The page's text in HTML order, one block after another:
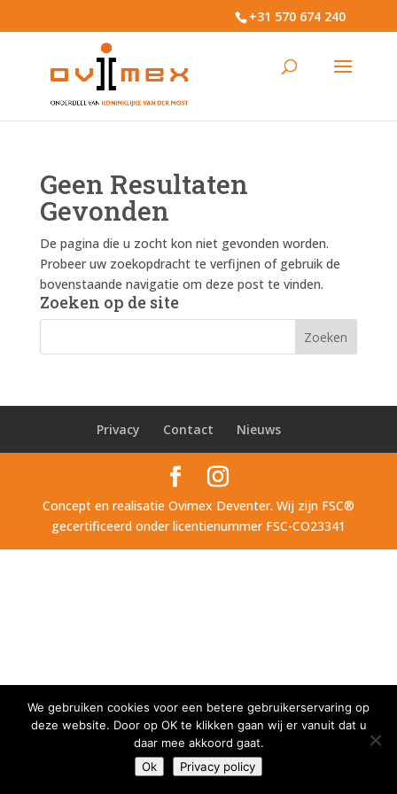
+31 570 674 240
Geen Resultaten
Gevonden
De pagina die u zocht kon niet gevonden worden.
Probeer uw zoekopdracht te verfijnen of gebruik de
bovenstaande navigatie om deze post te vinden.
Zoeken op de site
Privacy Contact Nieuws
Concept en realisatie Ovimex Deventer. Wij zijn FSC®
gecertificeerd onder licentienummer FSC-CO23341
We gebruiken cookies voor een betere gebruikerservaring op
deze website. Door op OK te klikken gaan wij er vanuit dat u
daar mee akkoord gaat.
Ok
Privacy policy